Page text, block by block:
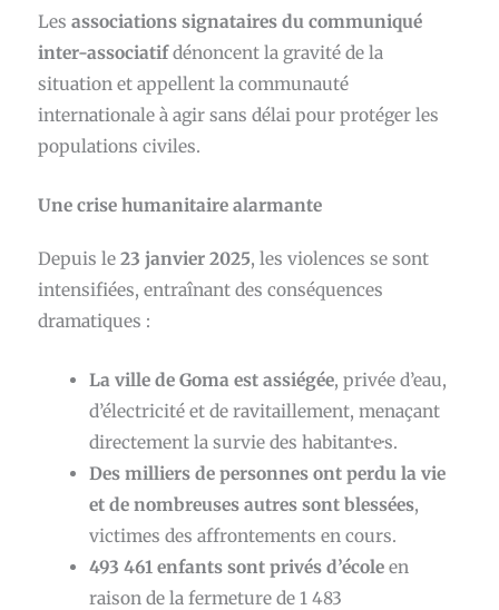
Les associations signataires du communiqué
inter-associatifdénoncent la gravité de la
situation et appellent la communauté
internationale à agir sans délai pour protéger les
populations civiles.
Une crise humanitaire alarmante
Depuis le 23 janvier 2025, les violences se sont
intensifiées, entraînant des conséquences
dramatiques :
La ville de Goma est assiégée, privée d’eau,
d’électricité et de ravitaillement, menaçant
directement la survie des habitant·e·s.
Des milliers de personnes ont perdu la vie
et de nombreuses autres sont blessées,
victimes des affrontements en cours.
493 461 enfants sont privés d’école en
raison de la fermeture de 1 483